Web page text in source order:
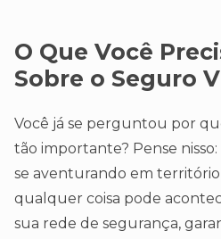
O Que Você
Sobre o Seguro
Você já se perguntou por
tão importante? Pense
se aventurando em
qualquer coisa pode
sua rede de segurança,